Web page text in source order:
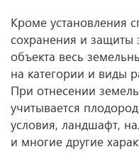
Кроме установления
сохранения и защиты
объекта весь
на категории и виды
При отнесении
учитывается
условия, ландшафт,
и многие другие